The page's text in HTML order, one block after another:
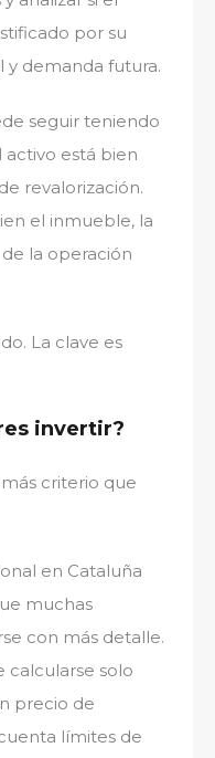
por su
y demanda futura.
seguir teniendo
activo está bien
revalorización.
el inmueble, la
la operación
La clave es
invertir?
criterio que
en Cataluña
muchas
con más detalle.
calcularse solo
precio de
límites de